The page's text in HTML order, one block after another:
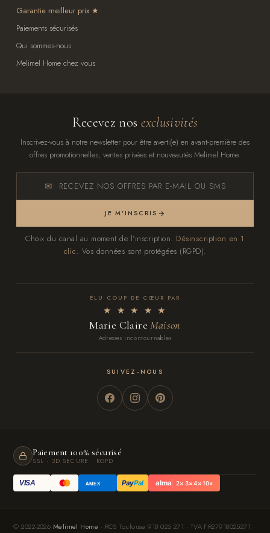
Garantie meilleur prix
Paiements sécurisés
Qui sommes-nous
Melimel Home chez vous
Recevez nos exclusivités
Inscrivez-vous à notre newsletter pour être averti(e) en avant-première des
offres promotionnelles, ventes privées et nouveautés Melimel Home.
RECEVEZ NOS OFFRES PAR E-MAIL OU SMS
JE M'INSCRIS
Choix du canal au moment de l'inscription. Désinscription en 1
clic. Vos données sont protégées (RGPD).
ÉLU COUP DE CŒUR PAR
★ ★ ★ ★ ★
Marie ClaireMaison
Adresses incontournables
SUIVEZ-NOUS
Paiement 100% sécurisé
SSL · 3D SECURE · RGPD
VISA AMEX PayPal alma 2× 3× 4× 10×
© 2022-2026 Melimel Home · RCS Toulouse 918 025 271 · TVA FR27918025271 ·